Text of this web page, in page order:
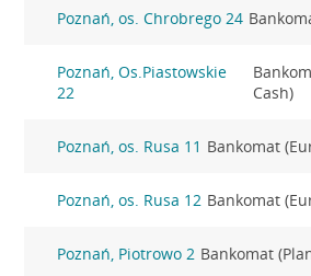
Poznań, os. Chrobrego 24
Poznań, Os.Piastowskie
22
Cash)
Poznań, os. Rusa 11 Bankomat
Poznań, os. Rusa 12 Bankomat
Poznań, Piotrowo 2 Bankomat